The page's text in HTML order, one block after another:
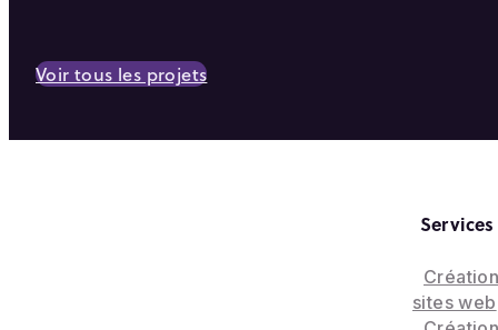
Voir tous les projets
Services
sites web